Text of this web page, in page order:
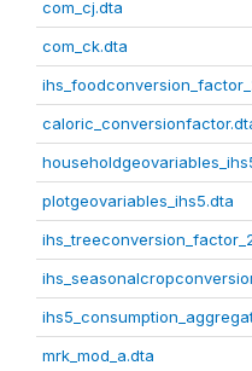
com_cj.dta
com_ck.dta
plotgeovariables_ihs5.dta
mrk_mod_a.dta